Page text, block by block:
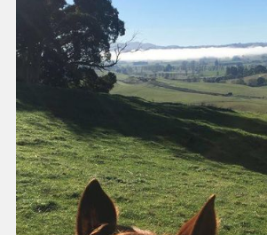
gjøre?
Velg 1 til 3 ting du er
BETALT ARBEID &
FRIVILLIG &